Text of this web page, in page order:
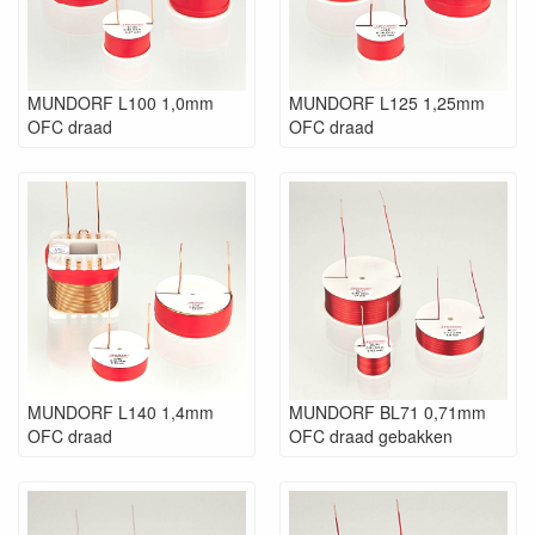
De akoestische eigenschappen
van de L-serie kunnen nog
aanzienlijk worden verbeterd
door een gebakken
draadbehandeling toe te passen
draden <2,0 mm. In dit proces
wordt de plakkerige OFC-draad
op de kern gewikkeld en
vervolgens voor een korte tijd
verhit om de lak te laten
uitharden. Na het afkoelen is het
resultaat een massieve spoel
zonder microfonie effecten.
Bij luchtspoelen met draad
(VL-serie) werkt dit gebakken
draadprincipe onvoldoende.
MUNDORF L100 1,0mm
OFC draad
MUNDORF L125 1,25mm
OFC draad
MUNDORF L140 1,4mm
OFC draad
MUNDORF BL71 0,71mm
OFC draad gebakken